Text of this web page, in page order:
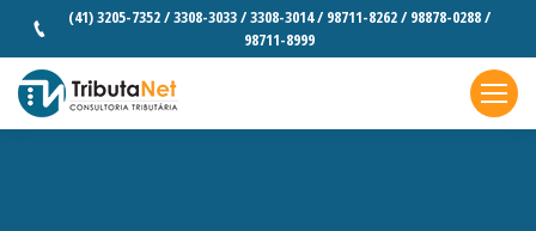
(41) 3205-7352 / 3308-3033 / 3308-3014 / 98711-8262 / 98878-0288 /
98711-8999